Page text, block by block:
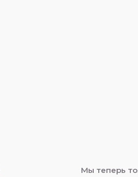
Мы теперь